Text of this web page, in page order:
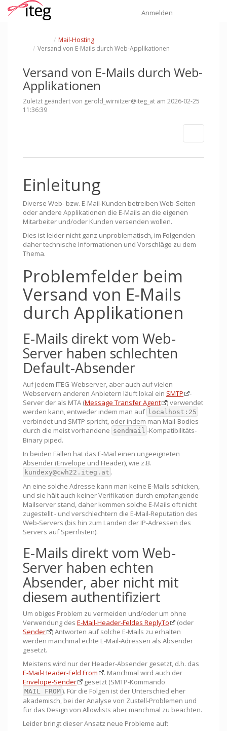
Startseite
Anmelden
Schalte
übergeordneten
Baum
von
Web-
Applikationen
um.
Mail-Hosting
Verzeichnisbaum
unter
Mail-
Versand von E-Mails durch Web-Applikationen
Mails
durch
Web-
Applikationen
Versand von E-Mails durch Web-
Applikationen
Zuletzt geändert von gerold_wirnitzer@iteg_at am 2026-02-25
11:36:39
Einleitung
Diverse Web- bzw. E-Mail-Kunden betreiben Web-Seiten
oder andere Applikationen die E-Mails an die eigenen
Mitarbeiter und/oder Kunden versenden wollen.
Dies ist leider nicht ganz unproblematisch, im Folgenden
daher technische Informationen und Vorschläge zu dem
Thema.
Problemfelder beim
Versand von E-Mails
durch Applikationen
E-Mails direkt vom Web-
Server haben schlechten
Default-Absender
Auf jedem ITEG-Webserver, aber auch auf vielen
Webservern anderen Anbietern läuft lokal ein SMTP
-
Server der als MTA (Message Transfer Agent
) verwendet
werden kann, entweder indem man auf localhost:25
verbindet und SMTP spricht, oder indem man Mail-Bodies
durch die meist vorhandene sendmail -Kompatibilitäts-
Binary piped.
In beiden Fällen hat das E-Mail einen ungeeigneten
Absender (Envelope und Header), wie z.B.
kundexy@cwh22.iteg.at .
An eine solche Adresse kann man keine E-Mails schicken,
und sie hält auch keiner Verifikation durch empfangende
Mailserver stand, daher kommen solche E-Mails oft nicht
zugestellt - und verschlechtern die E-Mail-Reputation des
Web-Servers (bis hin zum Landen der IP-Adressen des
Servers auf Sperrlisten).
E-Mails direkt vom Web-
Server haben echten
Absender, aber nicht mit
diesem authentifiziert
Um obiges Problem zu vermeiden und/oder um ohne
Verwendung des E-Mail-Header-Feldes ReplyTo
(oder
Sender
) Antworten auf solche E-Mails zu erhalten
werden manchmal echte E-Mail-Adressen als Absender
gesetzt.
Meistens wird nur der Header-Absender gesetzt, d.h. das
E-Mail-Header-Feld From
. Manchmal wird auch der
Envelope-Sender
gesetzt (SMTP-Kommando
MAIL FROM ). Für die Folgen ist der Unterschied eher
akademisch, bei der Analyse von Zustell-Problemen und
für das Design von Allowlists aber manchmal zu beachten.
Leider bringt dieser Ansatz neue Probleme auf: